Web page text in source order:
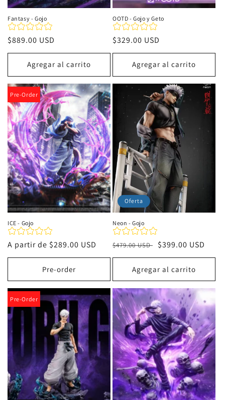
Fantasy - Gojo
Precio
habitual
$889.00 USD
Agregar al carrito
OOTD - Gojo y Geto
Precio
habitual
$329.00 USD
Agregar al carrito
Pre-Order
ICE - Gojo
Precio
habitual
A partir de $289.00 USD
Pre-order
Oferta
Neon - Gojo
Precio
habitual
$479.00 USD
Precio
de
oferta
$399.00 USD
Agregar al carrito
Pre-Order